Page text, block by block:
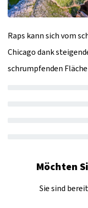
Raps kann sich vom
Chicago dank
schrumpfenden
Möchten
Sie sind